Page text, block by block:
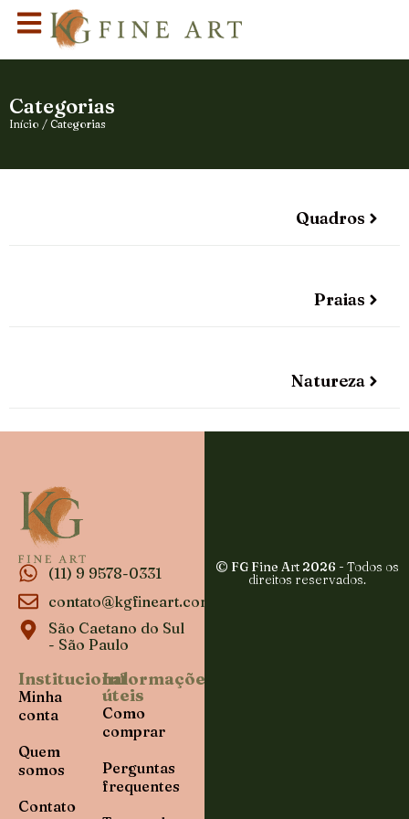
Categorias
Início / Categorias
Quadros
Praias
Natureza
(11) 9 9578-0331
contato@kgfineart.com
São Caetano do Sul
- São Paulo
Institucional
Minha
conta
Quem
somos
Contato
Informações
úteis
Como
comprar
Perguntas
frequentes
© FG Fine Art 2026 - Todos os
direitos reservados.